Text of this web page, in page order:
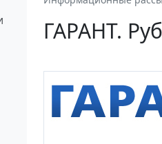
ГАРАНТ.